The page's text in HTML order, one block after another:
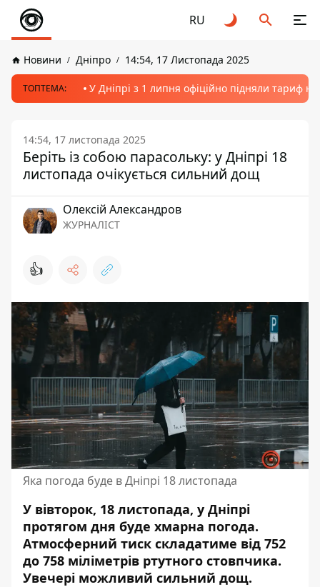
RU
Новини Дніпро 14:54, 17 Листопада 2025
ТОПТЕМА: У Дніпрі з 1 липня офіційно підняли тариф
14:54, 17 листопада 2025
Беріть із собою парасольку: у Дніпрі 18
листопада очікується сильний дощ
Олексій Александров
ЖУРНАЛІСТ
👍
Яка погода буде в Дніпрі 18 листопада
У вівторок, 18 листопада, у Дніпрі
протягом дня буде хмарна погода.
Атмосферний тиск складатиме від 752
до 758 міліметрів ртутного стовпчика.
Увечері можливий сильний дощ.